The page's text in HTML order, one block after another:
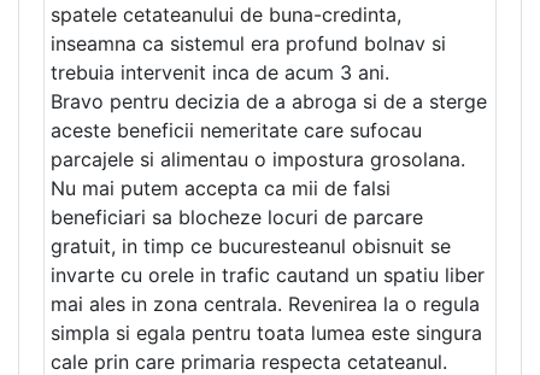
spatele cetateanului de buna-credinta,
inseamna ca sistemul era profund bolnav si
trebuia intervenit inca de acum 3 ani.
Bravo pentru decizia de a abroga si de a sterge
aceste beneficii nemeritate care sufocau
parcajele si alimentau o impostura grosolana.
Nu mai putem accepta ca mii de falsi
beneficiari sa blocheze locuri de parcare
gratuit, in timp ce bucuresteanul obisnuit se
invarte cu orele in trafic cautand un spatiu liber
mai ales in zona centrala. Revenirea la o regula
simpla si egala pentru toata lumea este singura
cale prin care primaria respecta cetateanul.